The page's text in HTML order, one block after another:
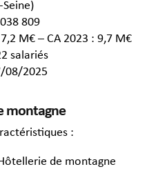
809
M€ – CA 2023 : 9,7 M€
salariés
08/2025
montagne
:
de montagne